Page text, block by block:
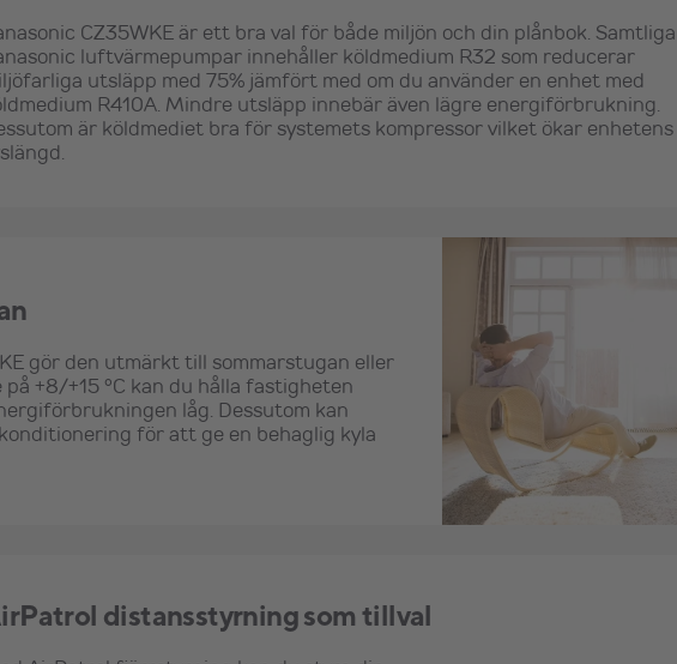
CZ35WKE är ett bra val för både miljön och din plånbok. Samtliga
luftvärmepumpar innehåller köldmedium R32 som reducerar
utsläpp med 75% jämfört med om du använder en enhet med
R410A. Mindre utsläpp innebär även lägre energiförbrukning.
är köldmediet bra för systemets kompressor vilket ökar enhetens
gör den utmärkt till sommarstugan eller
+8/+15 °C kan du hålla fastigheten
låg. Dessutom kan
för att ge en behaglig kyla
distansstyrning som tillval